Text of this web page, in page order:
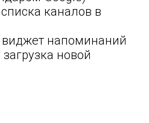
каналов в
напоминаний
новой